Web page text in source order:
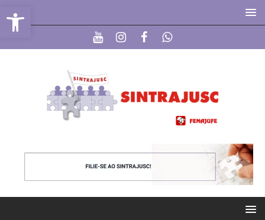
Abrir a barra de ferramentas